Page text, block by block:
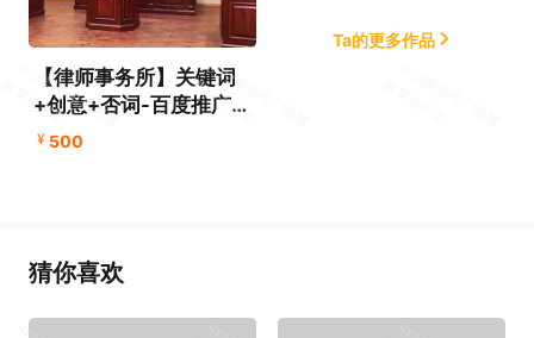
【律师事务所】关键词
+创意+否词-百度推广物
料账户备份文件下载
¥ 500
Ta的更多作品
猜你喜欢